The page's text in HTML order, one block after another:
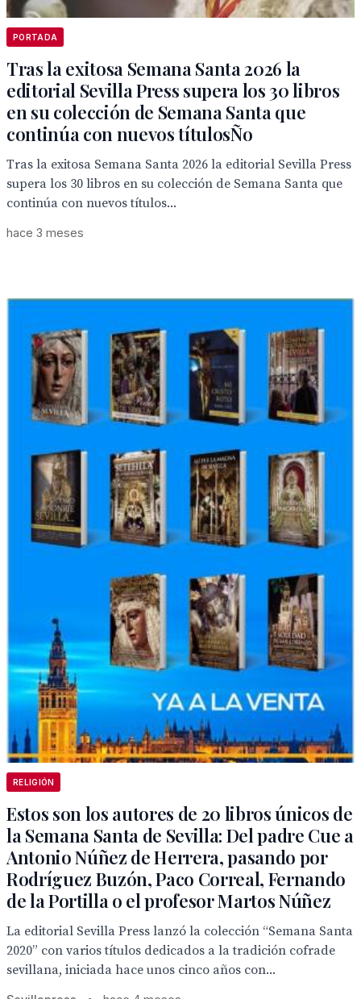
PORTADA
Tras la exitosa Semana Santa 2026 la
editorial Sevilla Press supera los 30 libros
en su colección de Semana Santa que
continúa con nuevos títulosÑo
Tras la exitosa Semana Santa 2026 la editorial Sevilla Press
supera los 30 libros en su colección de Semana Santa que
continúa con nuevos títulos...
hace 3 meses
RELIGIÓN
Estos son los autores de 20 libros únicos de
la Semana Santa de Sevilla: Del padre Cue a
Antonio Núñez de Herrera, pasando por
Rodríguez Buzón, Paco Correal, Fernando
de la Portilla o el profesor Martos Núñez
La editorial Sevilla Press lanzó la colección “Semana Santa
2020” con varios títulos dedicados a la tradición cofrade
sevillana, iniciada hace unos cinco años con...